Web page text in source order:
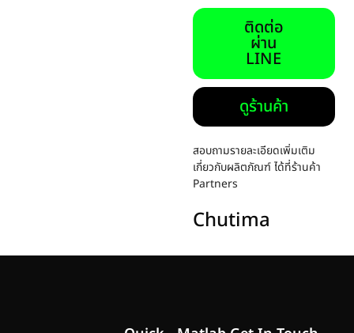
ติดต่อ
ผ่าน
LINE
ดูร้านค้า
สอบถามรายละเอียดเพิ่มเติม
เกี่ยวกับผลิตภัณฑ์ ได้ที่ร้านค้า
Partners
Chutima